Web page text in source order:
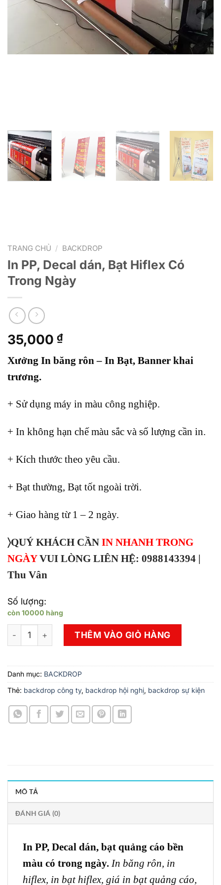
TRANG CHỦ / BACKDROP
In PP, Decal dán, Bạt Hiflex Có
Trong Ngày
35,000 ₫
Xưởng In băng rôn – In Bạt, Banner khai
trương.
+ Sử dụng máy in màu công nghiệp.
+ In không hạn chế màu sắc và số lượng cần in.
+ Kích thước theo yêu cầu.
+ Bạt thường, Bạt tốt ngoài trời.
+ Giao hàng từ 1 – 2 ngày.
〉QUÝ KHÁCH CẦN IN NHANH TRONG
NGÀYVUI LÒNG LIÊN HỆ: 0988143394 |
Thu Vân
Số lượng:
còn 10000 hàng
In PP, Decal dán, Bạt Hiflex Có Trong Ngày số lượng
THÊM VÀO GIỎ HÀNG
Danh mục: BACKDROP
Thẻ: backdrop công ty, backdrop hội nghị, backdrop sự kiện
MÔ TẢ
ĐÁNH GIÁ (0)
In PP, Decal dán, bạt quảng cáo bền
màu có trong ngày. In băng rôn, in
hiflex, in bạt hiflex, giá in bạt quảng cáo,